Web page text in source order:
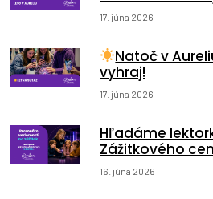
17. júna 2026
Natoč v
vyhraj!
17. júna 2026
Hľadáme
Zážitkového
16. júna 2026